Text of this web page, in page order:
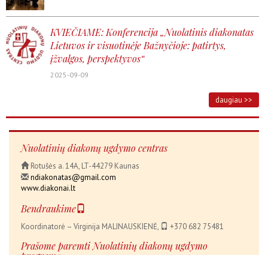
KVIEČIAME: Konferencija „Nuolatinis diakonatas
Lietuvos ir visuotinėje Bažnyčioje: patirtys,
įžvalgos, perspektyvos“
2025-09-09
daugiau >>
Nuolatinių diakonų ugdymo centras
Rotušės a. 14A, LT-44279 Kaunas
ndiakonatas@gmail.com
www.diakonai.lt
Bendraukime
Koordinatorė – Virginija MALINAUSKIENĖ, +370 682 75481
Prašome paremti Nuolatinių diakonų ugdymo